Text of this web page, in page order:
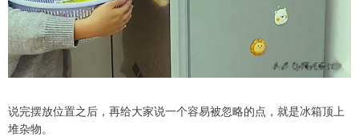
说完摆放位置之后，再给大家说一个容易被忽略的点，就是冰箱顶上
堆杂物。